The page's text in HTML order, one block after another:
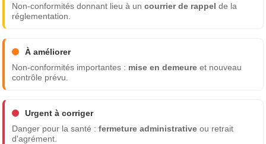
Non-conformités donnant lieu à uncourrier de rappel de la
réglementation.
À améliorer
Non-conformités importantes : mise en demeure et nouveau
contrôle prévu.
Urgent à corriger
Danger pour la santé :fermeture administrative ou retrait
d'agrément.